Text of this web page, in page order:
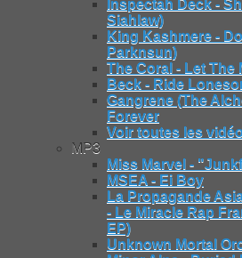
Inspectah Deck -
Siahlaw)
King Kashmere -
Parknsun)
The Coral - Let The
Beck - Ride
Gangrene (The
Forever
Voir toutes les
MP3
Miss Marvel -
MSEA - Ei Boy
La Propagande
- Le Miracle Rap
EP)
Unknown Mortal